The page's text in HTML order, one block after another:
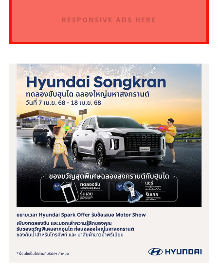
RESPONSIVE ADS HERE